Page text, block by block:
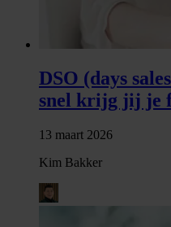
DSO (days
snel krijg jij je
13 maart 2026
Kim Bakker